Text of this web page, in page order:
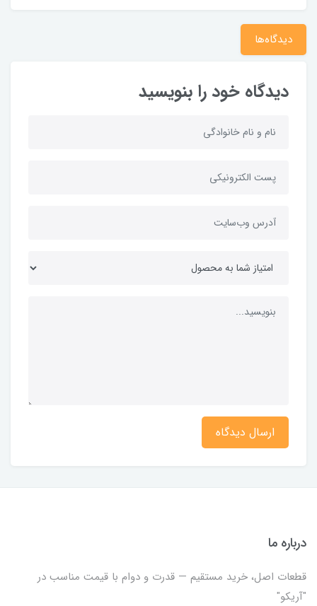
دیدگاه‌ها
دیدگاه خود را بنویسید
ارسال دیدگاه
درباره ما
قطعات اصل، خرید مستقیم — قدرت و دوام با قیمت مناسب در
"آریکو"